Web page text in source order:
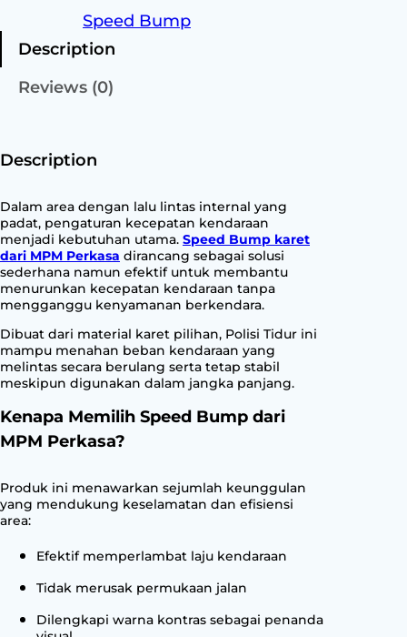
a
t
i
t
y
Speed Bump
Description
Reviews (0)
Description
Dalam area dengan lalu lintas internal yang
padat, pengaturan kecepatan kendaraan
menjadi kebutuhan utama. Speed Bump karet
dari MPM Perkasa dirancang sebagai solusi
sederhana namun efektif untuk membantu
menurunkan kecepatan kendaraan tanpa
mengganggu kenyamanan berkendara.
Dibuat dari material karet pilihan, Polisi Tidur ini
mampu menahan beban kendaraan yang
melintas secara berulang serta tetap stabil
meskipun digunakan dalam jangka panjang.
Kenapa Memilih Speed Bump dari
MPM Perkasa?
Produk ini menawarkan sejumlah keunggulan
yang mendukung keselamatan dan efisiensi
area:
Efektif memperlambat laju kendaraan
Tidak merusak permukaan jalan
Dilengkapi warna kontras sebagai penanda